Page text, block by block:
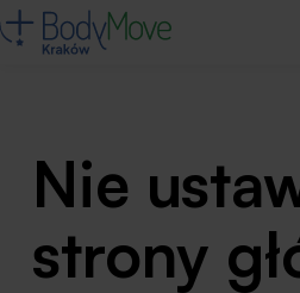
Nie
strony